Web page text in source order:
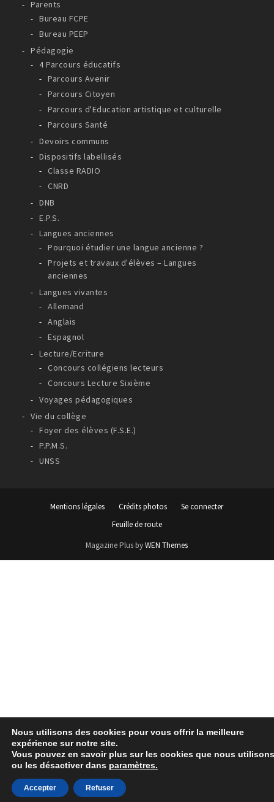
Parents
Bureau FCPE
Bureau PEEP
Pédagogie
4 Parcours éducatifs
Parcours Avenir
Parcours Citoyen
Parcours d'Education artistique et culturelle
Parcours Santé
Devoirs communs
Dispositifs labellisés
Classe RADIO
CNRD
DNB
E.P.S.
Langues anciennes
Pourquoi étudier une langue ancienne ?
Projets et travaux d'élèves – Langues
anciennes
Langues vivantes
Allemand
Anglais
Espagnol
Lecture/Ecriture
Concours collégiens lecteurs
Concours Lecture Sixième
Voyages pédagogiques
Vie du collège
Foyer des élèves (F.S.E.)
P.P.M.S.
UNSS
Mentions légales Crédits photos
Se connecter
Feuille de route
Magazine Plus byWEN Themes
Nous utilisons des cookies pour vous offrir la meilleure
expérience sur notre site.
Vous pouvez en savoir plus sur les cookies que nous utilisons
ou les désactiver dans paramètres.
Accepter Refuser